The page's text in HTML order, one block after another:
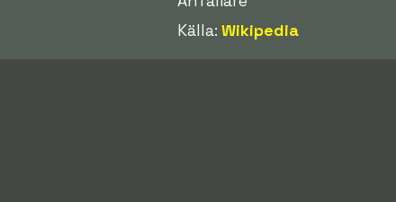
Källa:Wikipedia